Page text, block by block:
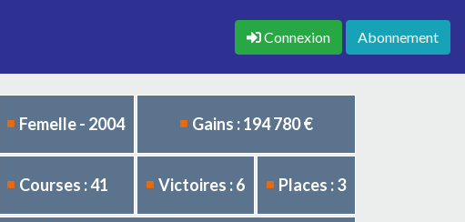
Connexion Abonnement
Femelle - 2004 Gains : 194 780 €
Courses : 41 Victoires : 6 Places : 3